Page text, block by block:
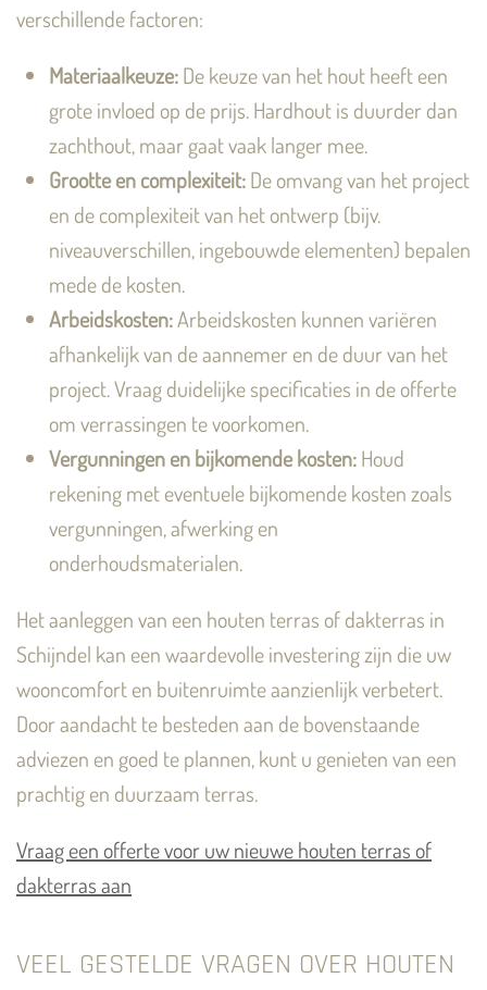
verschillende factoren:
Materiaalkeuze:De keuze van het hout heeft een
grote invloed op de prijs. Hardhout is duurder dan
zachthout, maar gaat vaak langer mee.
Grootte en complexiteit:De omvang van het project
en de complexiteit van het ontwerp (bijv.
niveauverschillen, ingebouwde elementen) bepalen
mede de kosten.
Arbeidskosten:Arbeidskosten kunnen variëren
afhankelijk van de aannemer en de duur van het
project. Vraag duidelijke specificaties in de offerte
om verrassingen te voorkomen.
Vergunningen en bijkomende kosten:Houd
rekening met eventuele bijkomende kosten zoals
vergunningen, afwerking en
onderhoudsmaterialen.
Het aanleggen van een houten terras of dakterras in
Schijndel kan een waardevolle investering zijn die uw
wooncomfort en buitenruimte aanzienlijk verbetert.
Door aandacht te besteden aan de bovenstaande
adviezen en goed te plannen, kunt u genieten van een
prachtig en duurzaam terras.
Vraag een offerte voor uw nieuwe houten terras of
dakterras aan
VEEL GESTELDE VRAGEN OVER HOUTEN